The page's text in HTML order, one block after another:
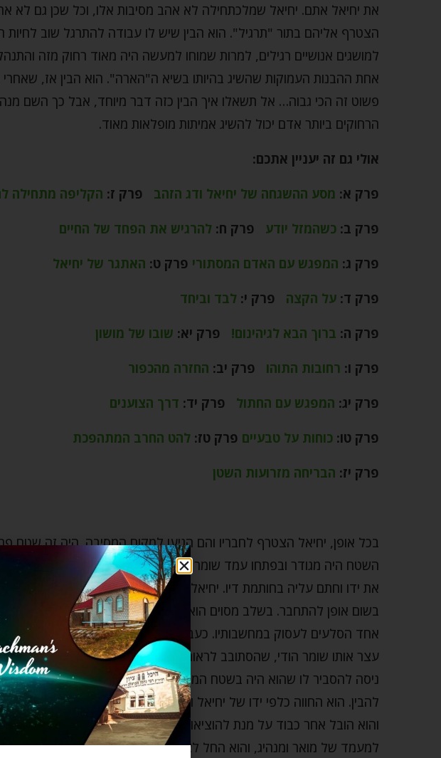
את יחיאל אתם. יחיאל שמלכתחילה לא אהב מסיבות אלו, וכל שכן גם
הצטרף אליהם בתור "תרגיל". הוא הבין שיש לו עבודה להתרגל שוב לחיות
למושגים אנושיים רגילים, למרות שמוחו למעשה היה מאוד רחוק מזה
אחת ההבנות העמוקות שהשיג בהיותו בשיא ה"הארה". הוא הבין אז,
פשוט זה הכי גבוה… אל תשאלו איך הבין כזה דבר מיוחד, אבל כך השם
הרחוקים ביותר אדם יכול להשיג אמיתות מופלאות מאוד.
אולי גם זה יעניין אתכם:
פרק א: מסע ההשגחה של יחיאל ודג הזהב פרק ז: הקליפה מתחילה
פרק ב: כשהמזל יודע פרק ח: להרגיש את הפחד של החיים
פרק ג: המפגש עם האדם המסתורי פרק ט: האתגר של יחיאל
פרק ד: על הקצה פרק י: לבד וביחד
פרק ה: ברוך הבא לגיהינום! פרק יא: שובו של מושון
פרק ו: רחובות התוהו פרק יב: החזרה מהכפור
פרק יג: המפגש עם החתול פרק יד: דרך הצוענים
פרק טו: כוחות על טבעיים פרק טז: להט החרב המתהפכת
פרק יז: הבריחה מזרועות השטן
בכל אופן, יחיאל הצטרף לחבריו והם הגיעו למקום המסיבה. היה זה שטח
השטח היה מגודר ובפתחו עמד שומר שבדק את כרטיסי הכניסה של הבאים.
את ידו וחתם עליה בחותמת דיו. יחיאל לא התייחס אליו ונכנס בלא
בשום אופן להתחבר. בשלב מסוים הוא יצא אל מחוץ לשטח הריקודים למקום
אחד הסלעים לעסוק במחשבותיו. כעבור זמן מה החליט לחזור לאזור
עצר אותו שומר הודי, שהסתובב לראות אם לא "מסתננים" אורחים שלא
ניסה להסביר לו שהוא היה בשטח המסיבה ורק יצא מעט לשבת על
להבין. הוא החווה כלפי ידו של יחיאל והראה לו שהיא לא חתומה בחותמת
והוא הובל אחר כבוד על מנת להוציאו משטח המסיבה. הייתה זו השפלה
למעמד של מואר ומנהיג, והוא החל לצעוק על ההודי בזעם שלא הכיר,